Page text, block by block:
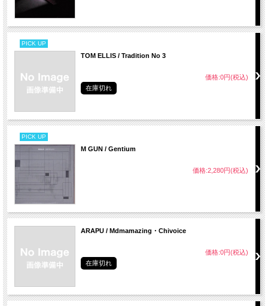
PICK UP
TOM ELLIS / Tradition No 3
価格:0円(税込)
在庫切れ
PICK UP
M GUN / Gentium
価格:2,280円(税込)
ARAPU / Mdmamazing・Chivoice
価格:0円(税込)
在庫切れ